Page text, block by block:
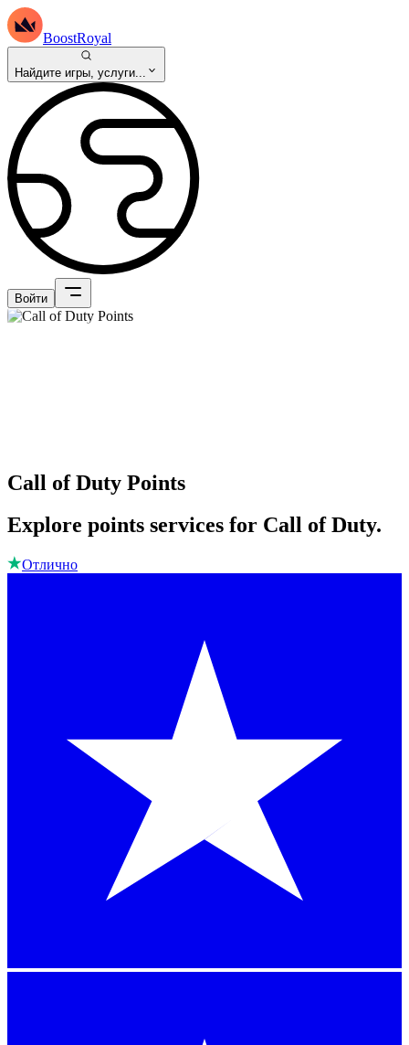
BoostRoyal
Найдите игры, услуги...
Войти
Call of Duty Points
Explore points services for Call of Duty.
Отлично